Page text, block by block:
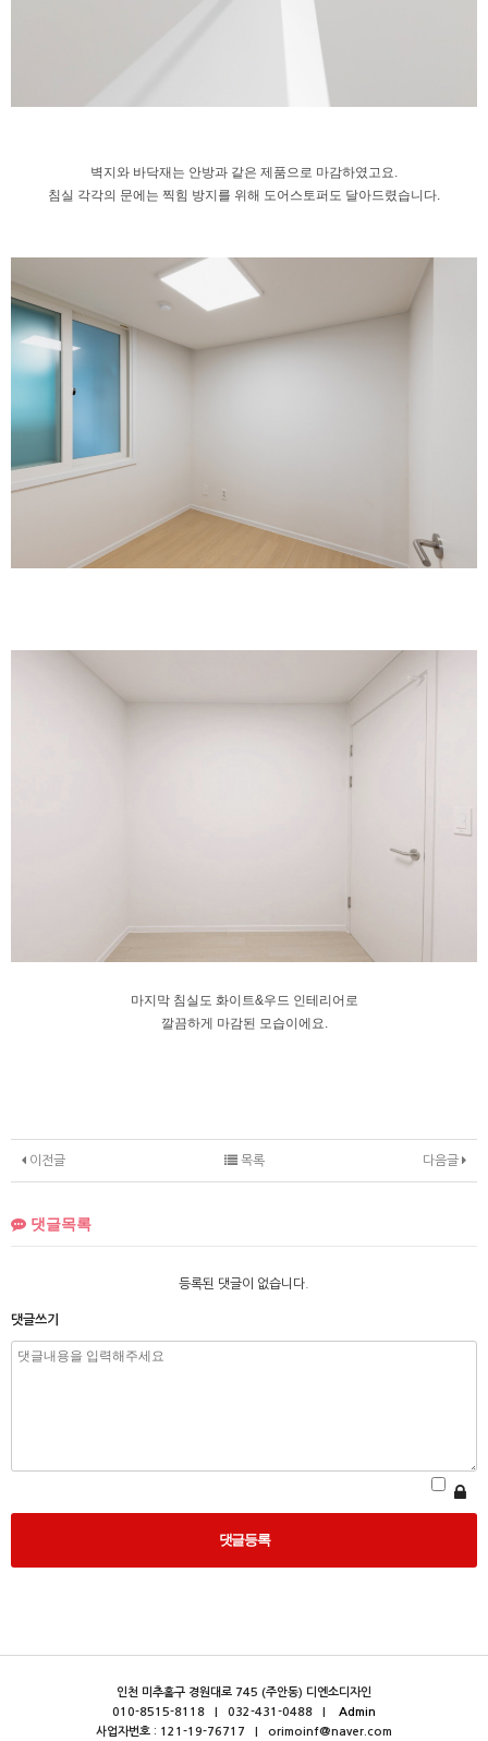
벽지와 바닥재는 안방과 같은 제품으로 마감하였고요.
침실 각각의 문에는 찍힘 방지를 위해 도어스토퍼도 달아드렸습니다.
마지막 침실도 화이트&우드 인테리어로
깔끔하게 마감된 모습이에요.
이전글 다음글
목록
댓글목록
등록된 댓글이 없습니다.
댓글쓰기
인천 미추홀구 경원대로 745 (주안동) 디엔소디자인
010-8515-8118 | 032-431-0488 | Admin
사업자번호 : 121-19-76717 | orimoinf@naver.com